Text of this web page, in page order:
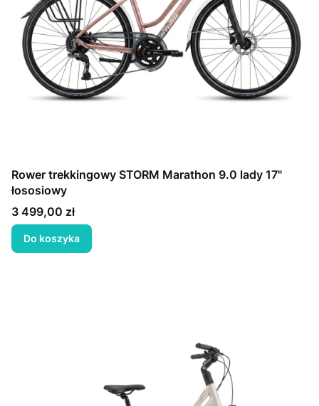
Rower trekkingowy STORM Marathon 9.0 lady 17"
łososiowy
Cena
3 499,00 zł
Do koszyka